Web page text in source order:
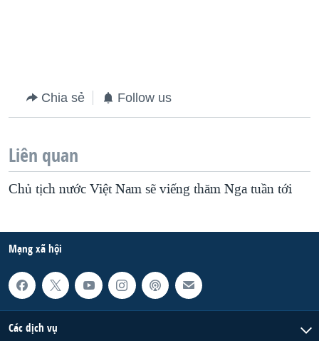
Chia sẻ Follow us
Liên quan
Chủ tịch nước Việt Nam sẽ viếng thăm Nga tuần tới
Mạng xã hội
Các dịch vụ